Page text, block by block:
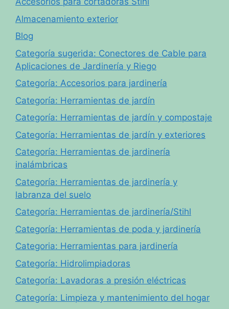
Almacenamiento exterior
Blog
Categoría sugerida: Conectores de Cable para
Aplicaciones de Jardinería y Riego
Categoría: Accesorios para jardinería
Categoría: Herramientas de jardín
Categoría: Herramientas de jardín y compostaje
Categoría: Herramientas de jardín y exteriores
Categoría: Herramientas de jardinería
inalámbricas
Categoría: Herramientas de jardinería y
labranza del suelo
Categoría: Herramientas de jardinería/Stihl
Categoría: Herramientas de poda y jardinería
Categoria: Herramientas para jardinería
Categoría: Hidrolimpiadoras
Categoría: Lavadoras a presión eléctricas
Categoría: Limpieza y mantenimiento del hogar